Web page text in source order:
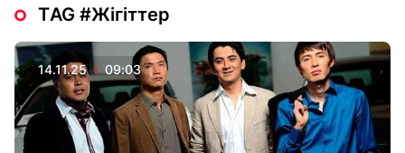
ТAG #Жігіттер
14.11.25 09:03